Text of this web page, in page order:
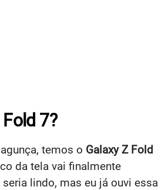
Fold 7?
temos o Galaxy Z Fold
da tela vai finalmente
seria lindo, mas eu já ouvi essa